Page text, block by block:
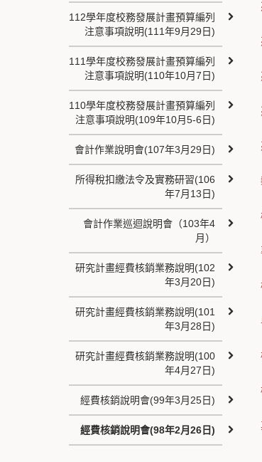
112學年度校務發展計畫預算編列
注意事項說明(111年9月29日)
111學年度校務發展計畫預算編列
注意事項說明(110年10月7日)
110學年度校務發展計畫預算編列
注意事項說明(109年10月5-6日)
會計作業說明會(107年3月29日)
所得稅扣繳法令及實務研習(106
年7月13日)
會計作業巡迴說明會（103年4
月）
研究計畫經費核銷業務說明(102
年3月20日)
研究計畫經費核銷業務說明(101
年3月28日)
研究計畫經費核銷業務說明(100
年4月27日)
經費核銷說明會(99年3月25日)
經費核銷說明會(98年2月26日)